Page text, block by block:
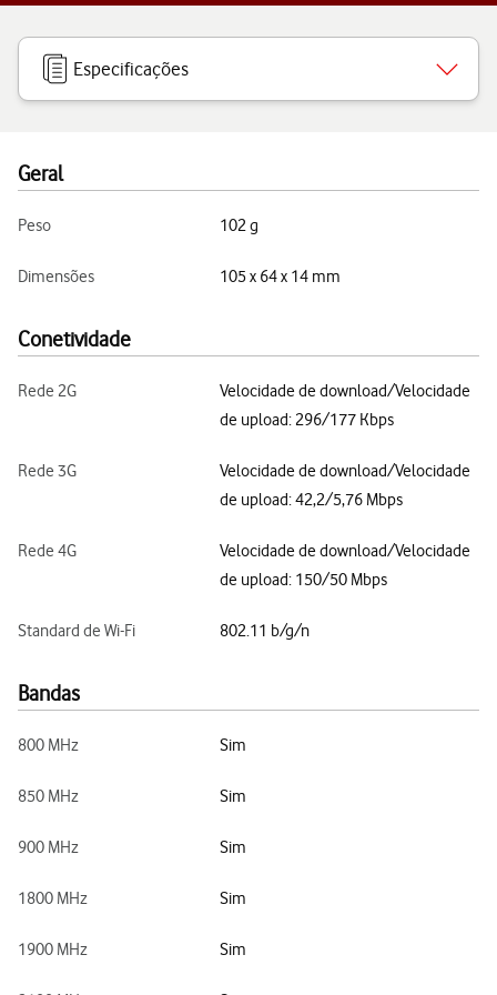
Especificações
Geral
Peso 102 g
Dimensões 105 x 64 x 14 mm
Conetividade
Rede 2G
Velocidade de download/Velocidade
de upload: 296/177 Kbps
Rede 3G
Velocidade de download/Velocidade
de upload: 42,2/5,76 Mbps
Rede 4G
Velocidade de download/Velocidade
de upload: 150/50 Mbps
Standard de Wi-Fi 802.11 b/g/n
Bandas
800 MHz Sim
850 MHz Sim
900 MHz Sim
1800 MHz Sim
1900 MHz Sim